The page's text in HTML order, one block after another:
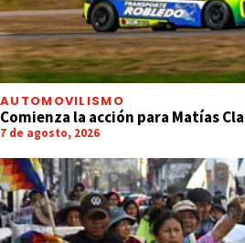
AUTOMOVILISMO
Comienza la acción para Matías
7 de agosto, 2026